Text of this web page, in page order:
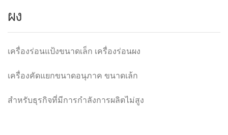
ผง
เครื่องร่อนแป้งขนาดเล็ก เครื่องร่อนผง
เครื่องคัดแยกขนาดอนุภาค ขนาดเล้ก
สำหรับธุรกิจที่มีการกำลังการผลิตไม่สูง